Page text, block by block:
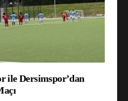
ile Dersimspor’dan